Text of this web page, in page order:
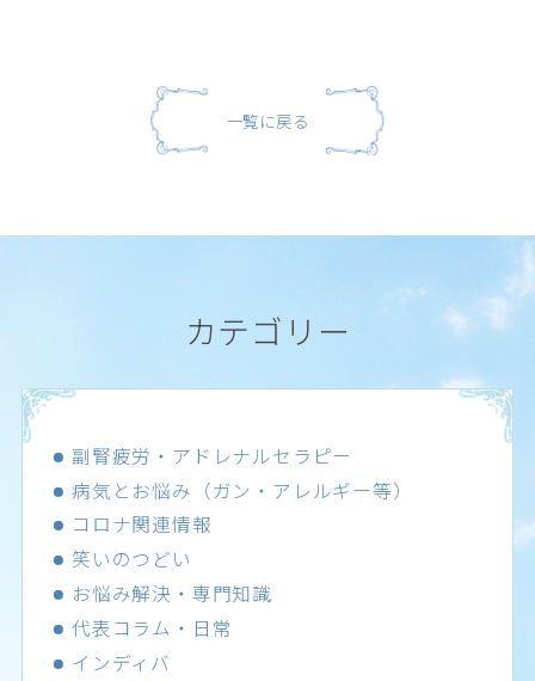
一覧に戻る
カテゴリー
副腎疲労・アドレナルセラピー
病気とお悩み（ガン・アレルギー等）
コロナ関連情報
笑いのつどい
お悩み解決・専門知識
代表コラム・日常
インディバ